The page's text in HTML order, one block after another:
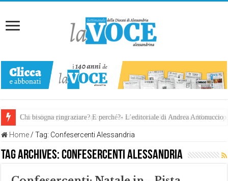
Chi bisogna ringraziare? E perché?- L’editoriale di Andrea Antonuccio
L’arte di piegarsi senza spezzarsi: la memoria della rinascita.
Home / Tag: Confesercenti Alessandria
Tag Archives:Confesercenti Alessandria